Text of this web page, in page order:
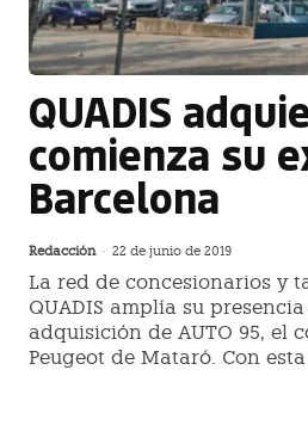
QUADIS
comienza su
Barcelona
Redacción - 22 de junio de 2019
La red de concesionarios y
QUADIS amplía su
adquisición de AUTO 95, el
Peugeot de Mataró. Con